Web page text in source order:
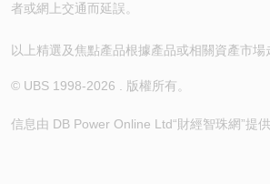
者或網上交通而延誤。
以上精選及焦點產品根據產品或相關資產市場
© UBS 1998-2026 . 版權所有。
信息由 DB Power Online Ltd“財經智珠網”提供